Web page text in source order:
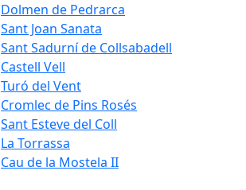
Dolmen de Pedrarca
Sant Joan Sanata
Sant Sadurní de Collsabadell
Castell Vell
Turó del Vent
Cromlec de Pins Rosés
Sant Esteve del Coll
La Torrassa
Cau de la Mostela II